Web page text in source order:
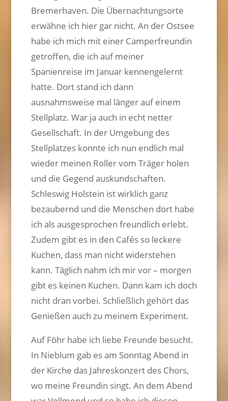
Bremerhaven. Die Übernachtungsorte
erwähne ich hier gar nicht. An der Ostsee
habe ich mich mit einer Camperfreundin
getroffen, die ich auf meiner
Spanienreise im Januar kennengelernt
hatte. Dort stand ich dann
ausnahmsweise mal länger auf einem
Stellplatz. War ja auch in echt netter
Gesellschaft. In der Umgebung des
Stellplatzes konnte ich nun endlich mal
wieder meinen Roller vom Träger holen
und die Gegend auskundschaften.
Schleswig Holstein ist wirklich ganz
bezaubernd und die Menschen dort habe
ich als ausgesprochen freundlich erlebt.
Zudem gibt es in den Cafés so leckere
Kuchen, dass man nicht widerstehen
kann. Täglich nahm ich mir vor – morgen
gibt es keinen Kuchen. Dann kam ich doch
nicht dran vorbei. Schließlich gehört das
Genießen auch zu meinem Experiment.
Auf Föhr habe ich liebe Freunde besucht.
In Nieblum gab es am Sonntag Abend in
der Kirche das Jahreskonzert des Chors,
wo meine Freundin singt. An dem Abend